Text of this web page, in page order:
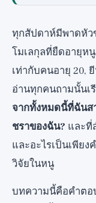
2. การสั้น
โครโมโซม
3. การเ
นาฬิกาการแส
4. การสูญ
5.
AMPK และก
ทุกสัปดาห์มีพาดหัว
โมเลกุลที่ยืดอายุห
เท่ากับคนอายุ 20,
อ่านทุกคนถามนั้นเ
จากทั้งหมดนี้ที่ฉันส
ชราของฉัน? และที่
และอะไรเป็นเพีย
วิจัยในหนู
บทความนี้คือคำตอ